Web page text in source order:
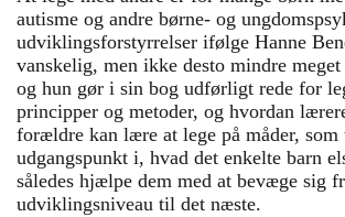
autisme og andre børne- og
udviklingsforstyrrelser ifølge Hanne
vanskelig, men ikke desto mindre
og hun gør i sin bog udførligt rede for
principper og metoder, og hvordan
forældre kan lære at lege på måder, som
udgangspunkt i, hvad det enkelte barn
således hjælpe dem med at bevæge sig
udviklingsniveau til det næste.